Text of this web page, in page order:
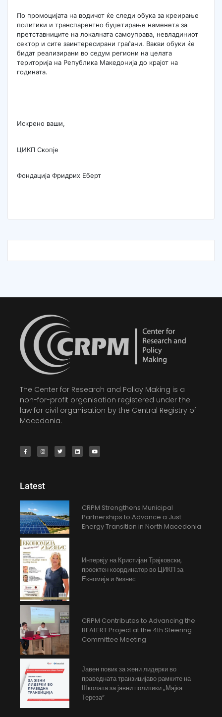
По промоцијата на водичот ќе следи обука за креирање
политики и транспарентно буџетирање наменета за
претставниците на локалната самоуправа, невладиниот
сектор и сите заинтересирани граѓани. Вакви обуки ќе
бидат реализирани во седум региони на целата
територија на Република Македонија до крајот на
годината.
Искрено ваши,
ЦИКП Скопје
Фондација Фридрих Еберт
The Center for Research and Policy Making is a
non-for-profit organisation registered under the
law for civil organisation by the Central Registry of
Macedonia.
Latest
CRPM Strengthens Municipal
Partnerships to Advance a Just
Energy Transition in North Macedonia
Интервју на Кристијан Трајковски,
проектен координатор во ЦИКП за
Екномија и бизнис
CRPM Contributes to Advancing the
BEALERT Project at the 4th Steering
Committee Meeting
Јавен повик за жени лидерки во
праведната транзицијаво рамките на
Школата за јавни политики „Мајка
Тереза“